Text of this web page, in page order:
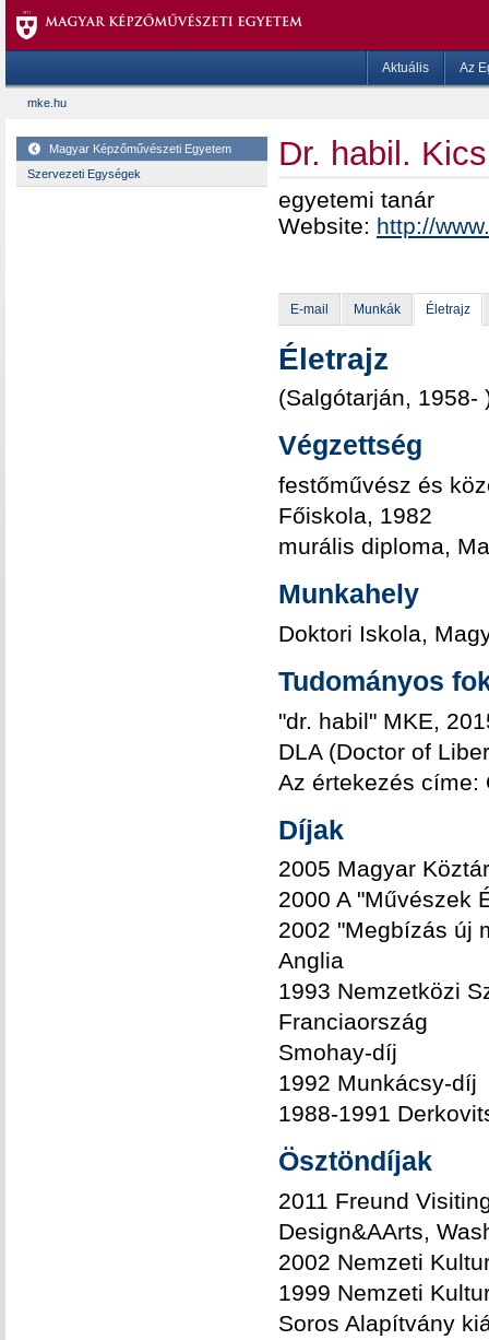
Aktuális Az
mke.hu
Magyar Képzőművészeti Egyetem
Szervezeti Egységek
Dr. habil.
egyetemi tanár
Website: http://
E-mail Munkák Életrajz
Életrajz
(Salgótarján, 1958-
Végzettség
festőművész és
Főiskola, 1982
murális diploma,
Munkahely
Doktori Iskola,
Tudományos
"dr. habil" MKE,
DLA (Doctor of
Az értekezés címe:
Díjak
2005 Magyar
2000 A "Művészek
2002 "Megbízás új
Anglia
1993 Nemzetközi
Franciaország
Smohay-díj
1992 Munkácsy-díj
1988-1991
Ösztöndíjak
2011 Freund
Design&AArts,
2002 Nemzeti
1999 Nemzeti
Soros Alapítvány